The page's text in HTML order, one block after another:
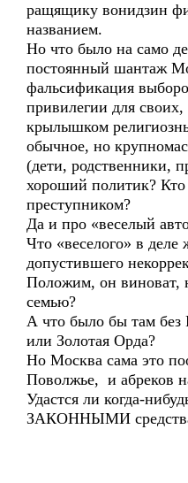
ращящику вонидзин
названием.
Но что было на само
постоянный шантаж
фальсификация
привилегии для
крылышком
обычное, но
(дети, родственники,
хороший политик? Кто
преступником?
Да и про «веселый
Что «веселого» в деле
допустившего
Положим, он виноват,
семью?
А что было бы там без
или Золотая Орда?
Но Москва сама это
Поволжье, и абреков
Удастся ли когда-
ЗАКОННЫМИ